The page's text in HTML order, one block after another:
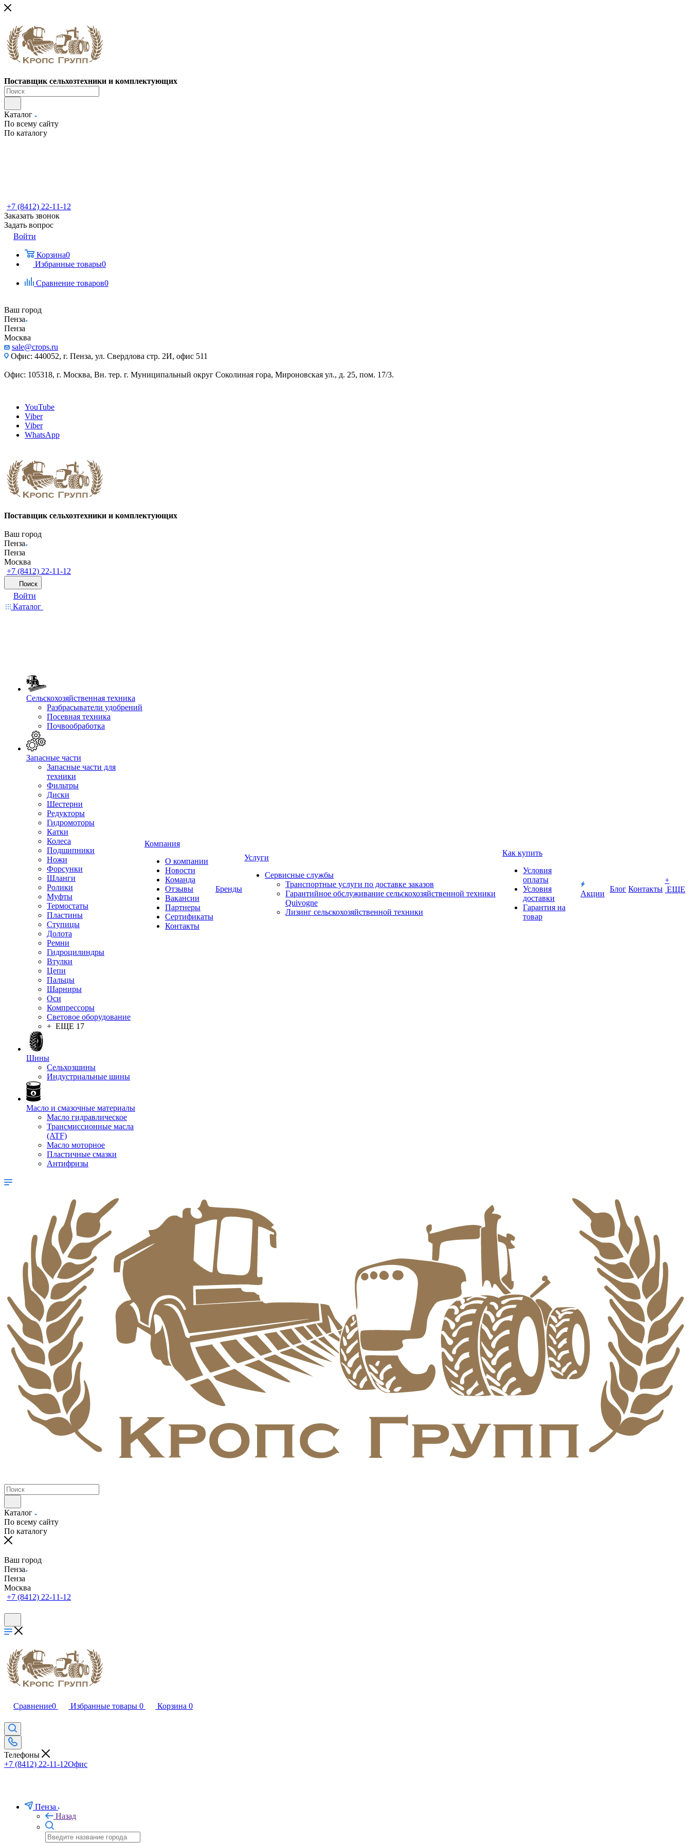
Поставщик сельхозтехники и комплектующих
Каталог
По всему сайту
По каталогу
+7 (8412) 22-11-12
Заказать звонок
Задать вопрос
Войти
Корзина0
Избранные товары0
Сравнение товаров0
Ваш город
Пенза
Пенза
Москва
sale@crops.ru
Офис: 440052, г. Пенза, ул. Свердлова стр. 2И, офис 511
Офис: 105318, г. Москва, Вн. тер. г. Муниципальный округ Соколиная гора, Мироновская ул., д. 25, пом. 17/3.
YouTube
Viber
Viber
WhatsApp
Поставщик сельхозтехники и комплектующих
Ваш город
Пенза
Пенза
Москва
+7 (8412) 22-11-12
Поиск
Войти
Каталог
Сельскохозяйственная техника
Разбрасыватели удобрений
Посевная техника
Почвообработка
Запасные части
Запасные части для
техники
Фильтры
Диски
Шестерни
Редукторы
Гидромоторы
Катки
Колеса
Подшипники
Ножи
Форсунки
Шланги
Ролики
Муфты
Термостаты
Пластины
Ступицы
Долота
Ремни
Гидроцилиндры
Втулки
Цепи
Пальцы
Шарниры
Оси
Компрессоры
Световое оборудование
+ ЕЩЕ 17
Шины
Сельхозшины
Индустриальные шины
Масло и смазочные материалы
Масло гидравлическое
Трансмиссионные масла
(ATF)
Масло моторное
Пластичные смазки
Антифризы
Компания
О компании
Новости
Команда
Отзывы
Вакансии
Партнеры
Сертификаты
Контакты
Бренды
Услуги
Сервисные службы
Транспортные услуги по доставке заказов
Гарантийное обслуживание сельскохозяйственной техники
Quivogne
Лизинг сельскохозяйственной техники
Как купить
Условия
оплаты
Условия
доставки
Гарантия на
товар
Акции
Блог Контакты
+
ЕЩЕ
Каталог
По всему сайту
По каталогу
Ваш город
Пенза
Пенза
Москва
+7 (8412) 22-11-12
Сравнение0 Избранные товары 0 Корзина 0
Телефоны
+7 (8412) 22-11-12Офис
Пенза
Назад